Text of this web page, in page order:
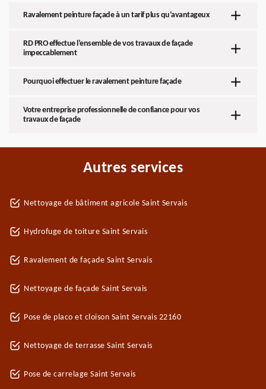
Ravalement peinture façade à un tarif plus qu’avantageux
RD PRO effectue l’ensemble de vos travaux de façade
impeccablement
Pourquoi effectuer le ravalement peinture façade
Votre entreprise professionnelle de confiance pour vos
travaux de façade
Autres services
Nettoyage de bâtiment agricole Saint Servais
Hydrofuge de toiture Saint Servais
Ravalement de façade Saint Servais
Nettoyage de façade Saint Servais
Pose de placo et cloison Saint Servais 22160
Nettoyage de terrasse Saint Servais
Pose de carrelage Saint Servais